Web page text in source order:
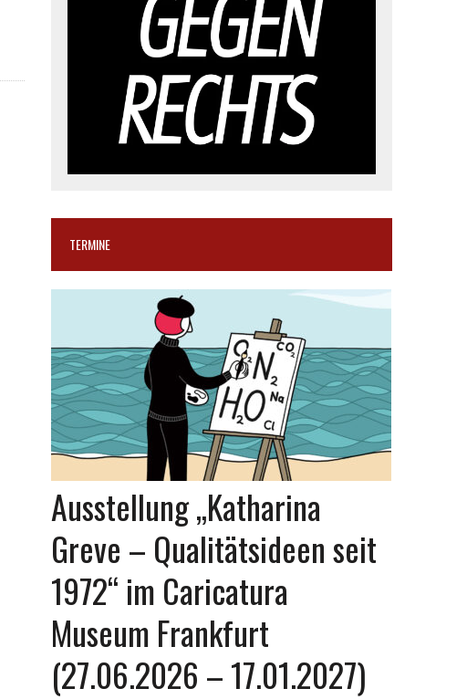
TERMINE
Ausstellung „Katharina
Greve – Qualitätsideen seit
1972“ im Caricatura
Museum Frankfurt
(27.06.2026 – 17.01.2027)